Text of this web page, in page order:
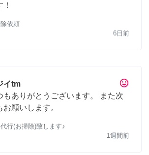
！
依頼
6日前
tag_faces
イtm
もありがとうございます。 また次
お願いします。
行(お掃除)致します♪
1週間前